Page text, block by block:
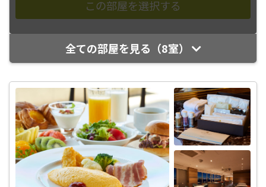
全ての部屋を見る（8室）